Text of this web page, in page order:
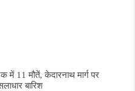
11 मौतें, केदारनाथ मार्ग पर
बारिश